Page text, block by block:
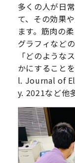
多くの人が日
て、その効果
ます。筋肉の
グラフィなど
「どのような
かにすること
l. Journal of
y. 2021など他